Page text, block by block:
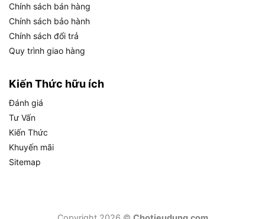
đương với mức giá chỉ khoảng 58.905 đ (theo
một số nguồn bán lẻ), phù hợp cho cả thợ hàn
chuyên nghiệp và người dùng cá nhân.
thành một trong những mặt nạ hàn cầm tay được
phân khúc giá rẻ nhưng chất lượng cao.
Vậy sản phẩm này phù hợp với những công việc
nào và ai nên sử dụng? Hãy cùng khám phá.
Chính sách bán hàng
Chính sách bảo hành
Chính sách đổi trả
Quy trình giao hàng
Kiến Thức hữu ích
Đánh giá
Tư Vấn
Kiến Thức
Khuyến mãi
Sitemap